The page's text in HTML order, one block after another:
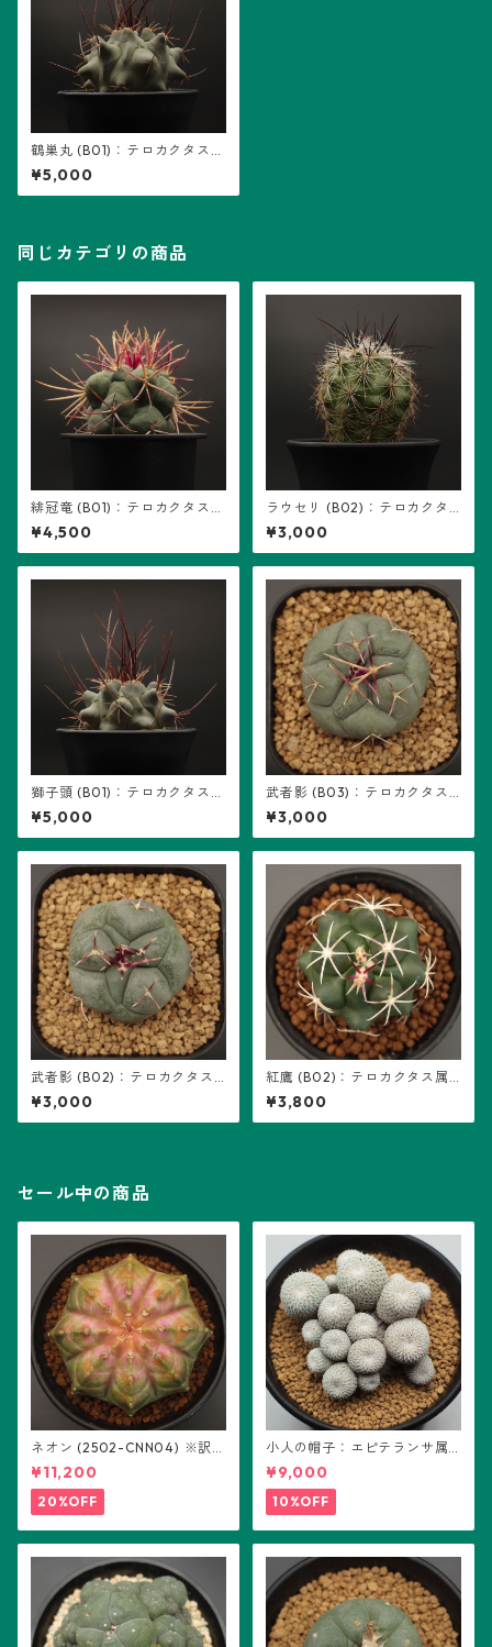
鶴巣丸 (B01)：テロカクタス属
※実生
¥5,000
同じカテゴリの商品
緋冠竜 (B01)：テロカクタス属
※実生
¥4,500
ラウセリ (B02)：テロカクタ
ス属 ※実生
¥3,000
獅子頭 (B01)：テロカクタス属
※実生
¥5,000
武者影 (B03)：テロカクタス
属 ※実生
¥3,000
武者影 (B02)：テロカクタス
属 ※実生
¥3,000
紅鷹 (B02)：テロカクタス属
※実生
¥3,800
セール中の商品
ネオン (2502-CNN04) ※訳あ
り：ギムノカリキウム属 ※実
生
¥11,200
20%OFF
小人の帽子：エピテランサ属
(B01)
¥9,000
10%OFF